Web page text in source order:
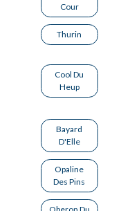
Cour
Thurin
Cool Du
Heup
Bayard
D'Elle
Opaline
Des Pins